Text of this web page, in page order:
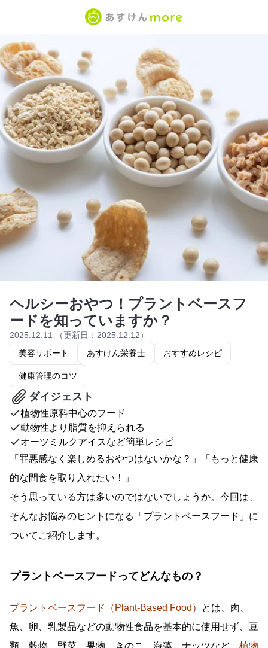
ヘルシーおやつ！プラントベースフ
ードを知っていますか？
2025.12.11 （更新日：2025.12.12）
美容サポート
あすけん栄養士 おすすめレシピ
健康管理のコツ
ダイジェスト
植物性原料中心のフード
動物性より脂質を抑えられる
オーツミルクアイスなど簡単レシピ
「罪悪感なく楽しめるおやつはないかな？」「もっと健康
的な間食を取り入れたい！」
そう思っている方は多いのではないでしょうか。今回は、
そんなお悩みのヒントになる「プラントベースフード」に
ついてご紹介します。
プラントベースフードってどんなもの？
プラントベースフード（Plant-Based Food）
とは、肉、
魚、卵、乳製品などの動物性食品を基本的に使用せず、豆
類、穀物、野菜、果物、きのこ、海藻、ナッツなど、 植物